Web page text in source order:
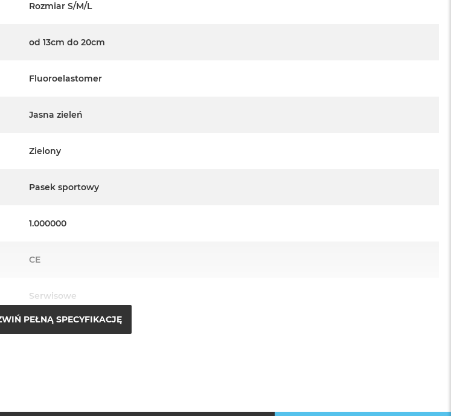
Rozmiar S/M/L
od 13cm do 20cm
Fluoroelastomer
Jasna zieleń
Zielony
Pasek sportowy
1.000000
CE
Serwisowe
PEŁNĄ SPECYFIKACJĘ